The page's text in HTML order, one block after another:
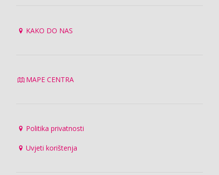
KAKO DO NAS
MAPE CENTRA
Politika privatnosti
Uvjeti korištenja